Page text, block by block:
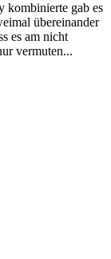
kombinierte gab es
übereinander
es am nicht
vermuten...